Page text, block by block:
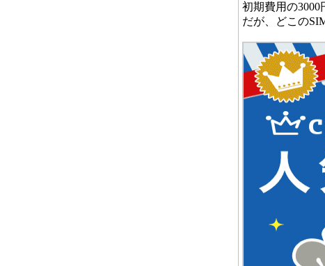
初期費用の3000
だが、どこの